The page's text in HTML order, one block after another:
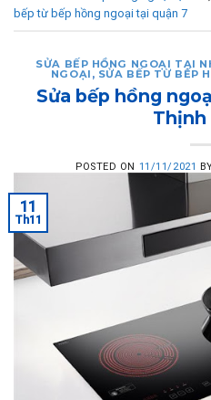
bếp từ bếp hồng ngoại tại quận 7
SỬA BẾP HỒNG NGOẠI TẠI
NGOẠI , SỬA BẾP TỪ BẾP
Sửa bếp hồng
Thịnh
POSTED ON 11/11/2021
11
Th11